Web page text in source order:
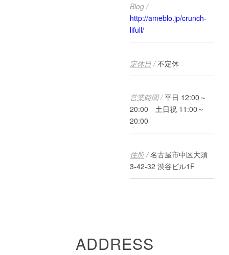
Blog /
http://ameblo.jp/crunch-
lifull/
定休日 /不定休
営業時間/平日 12:00～
20:00 土日祝 11:00～
20:00
住所/ 名古屋市中区大須
3-42-32 渋谷ビル1F
ADDRESS